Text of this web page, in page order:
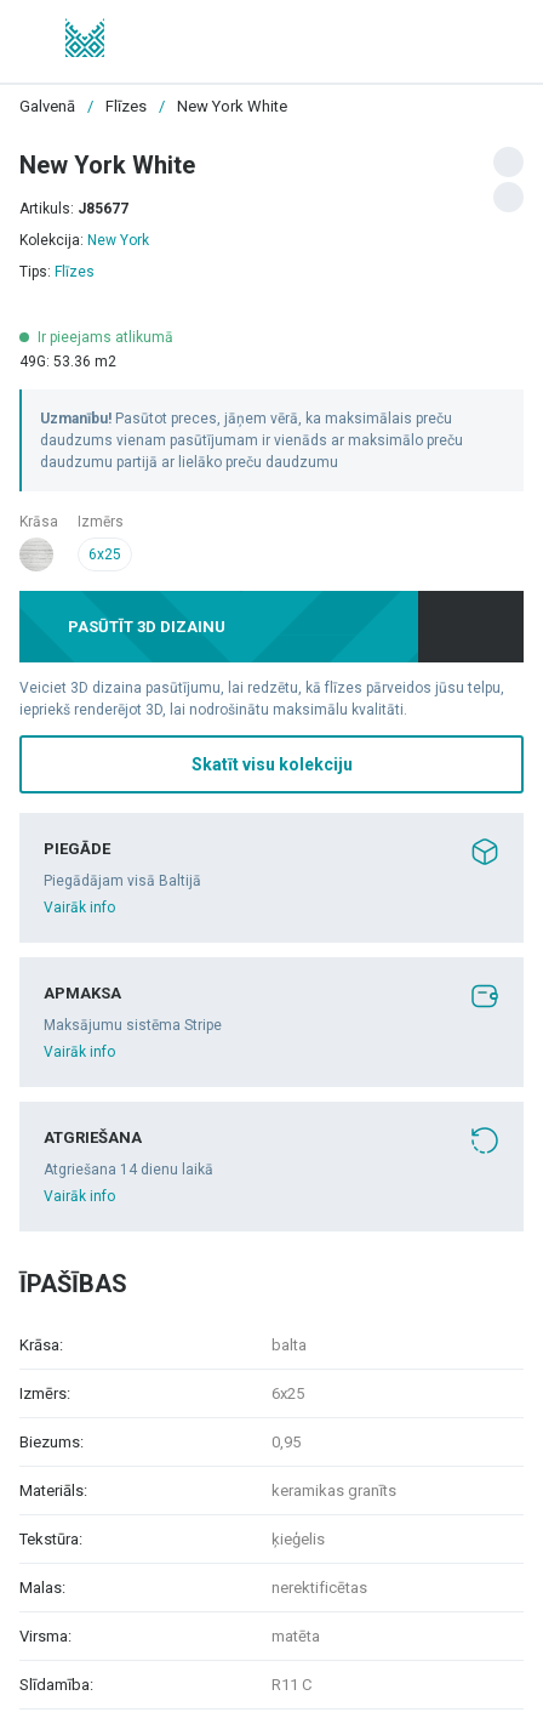
Galvenā / Flīzes / New York White
New York White
Artikuls: J85677
Kolekcija: New York
Tips: Flīzes
Ir pieejams atlikumā
49G: 53.36 m2
Uzmanību! Pasūtot preces, jāņem vērā, ka maksimālais preču
daudzums vienam pasūtījumam ir vienāds ar maksimālo preču
daudzumu partijā ar lielāko preču daudzumu
Krāsa
Izmērs
6x25
PASŪTĪT 3D DIZAINU
Veiciet 3D dizaina pasūtījumu, lai redzētu, kā flīzes pārveidos jūsu telpu,
iepriekš renderējot 3D, lai nodrošinātu maksimālu kvalitāti.
Skatīt visu kolekciju
PIEGĀDE
Piegādājam visā Baltijā
Vairāk info
APMAKSA
Maksājumu sistēma Stripe
Vairāk info
ATGRIEŠANA
Atgriešana 14 dienu laikā
Vairāk info
ĪPAŠĪBAS
Krāsa: balta
Izmērs: 6x25
Biezums: 0,95
Materiāls: keramikas granīts
Tekstūra: ķieģelis
Malas: nerektificētas
Virsma: matēta
Slīdamība: R11 C